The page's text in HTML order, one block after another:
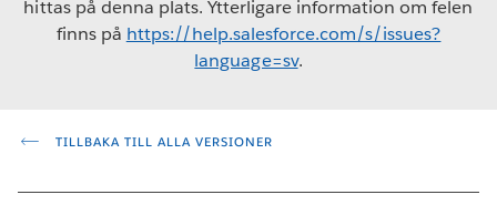
hittas på denna plats. Ytterligare information om felen
finns på https://help.salesforce.com/s/issues?
language=sv.
TILLBAKA TILL ALLA VERSIONER